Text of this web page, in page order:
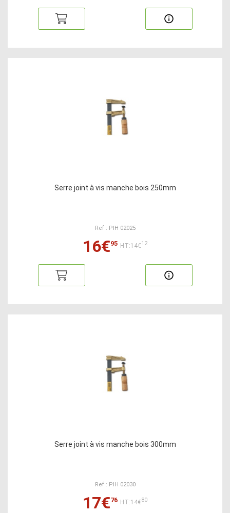
Serre joint à vis manche bois 250mm
Ref : PIH 02025
16€95 HT:14€12
Serre joint à vis manche bois 300mm
Ref : PIH 02030
17€76 HT:14€80